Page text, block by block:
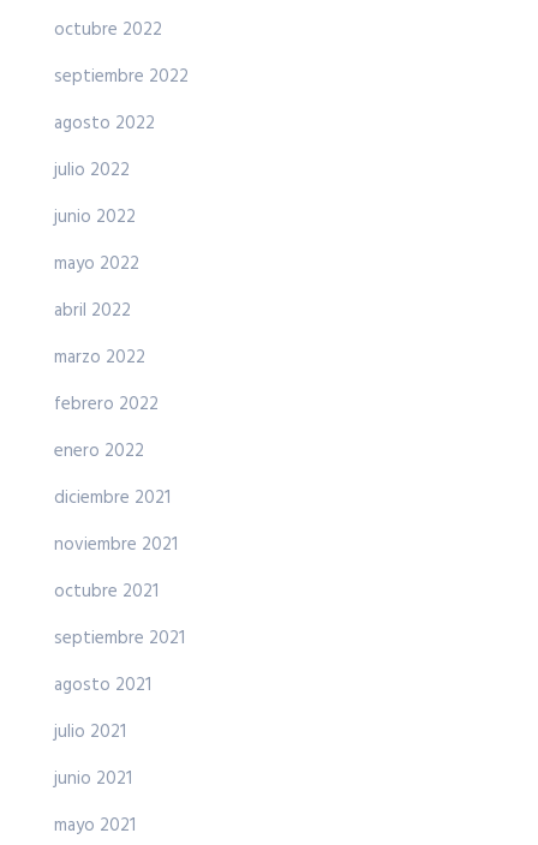
octubre 2022
septiembre 2022
agosto 2022
julio 2022
junio 2022
mayo 2022
abril 2022
marzo 2022
febrero 2022
enero 2022
diciembre 2021
noviembre 2021
octubre 2021
septiembre 2021
agosto 2021
julio 2021
junio 2021
mayo 2021